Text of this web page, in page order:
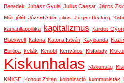
Benedek Juhász Gyula Julius Caesar János
Mór jólét József Attila július Jürgen Böcking
kamarillapolitika kapitalizmus Kardos
Blackwell
Katona Katona István Kayibanda
Európa kelták Kenobi Kertváros Kisfaludy
Kiskunhalas Kiskunság
KNKSE Kohout Zoltán kolonizáció kommunisták